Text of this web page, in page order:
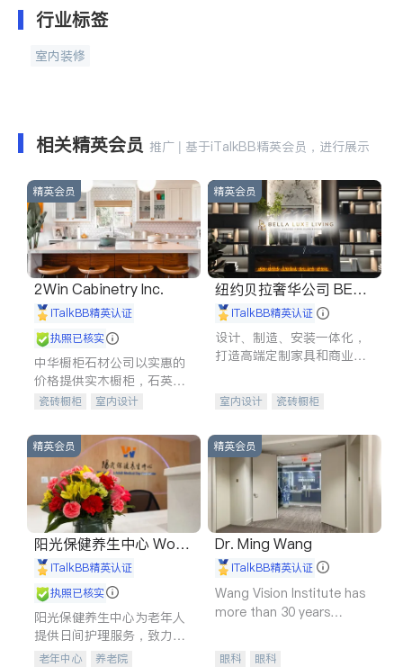
行业标签
室内装修
相关精英会员 推广 | 基于iTalkBB精英会员，进行展示
精英会员
2Win Cabinetry Inc.
iTalkBB精英认证
执照已核实
中华橱柜石材公司以实惠的
价格提供实木橱柜，石英石
台面，多种优质不锈钢水
质厨房，家的选择。
瓷砖橱柜
室内设计
室内装修
精英会员
纽约贝拉奢华公司 BELL
A LUXE
iTalkBB精英认证
设计、制造、安装一体化，
打造高端定制家具和商业空
室内设计
瓷砖橱柜
售前软装staging
室内装修
精英会员
阳光保健养生中心 World
shine
iTalkBB精英认证
执照已核实
阳光保健养生中心为老年人
提供日间护理服务，致力于
通过持续的护理创新来有效
老年中心 养老院
精英会员
Dr. Ming Wang
iTalkBB精英认证
Wang Vision Institute has
more than 30 years
眼科 眼科